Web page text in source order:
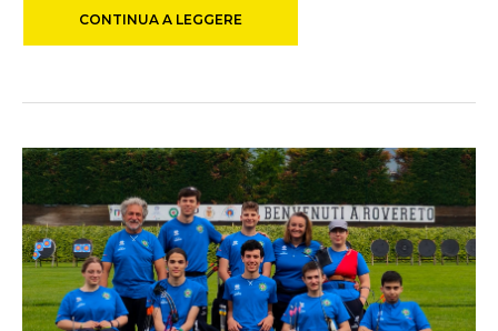
CONTINUA A LEGGERE